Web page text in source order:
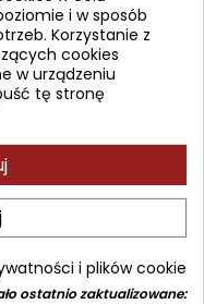
RATUNKOWEJ
Jakubaszko
zł
i w sposób
Korzystanie z
cookies
w urządzeniu
tę stronę
i plików cookie
ostatnio zaktualizowane: